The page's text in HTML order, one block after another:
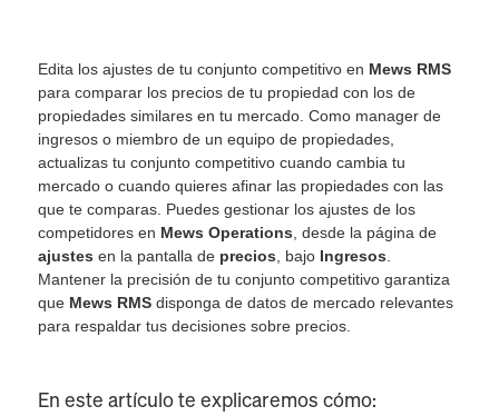
Edita los ajustes de tu conjunto competitivo en Mews RMS
para comparar los precios de tu propiedad con los de
propiedades similares en tu mercado. Como manager de
ingresos o miembro de un equipo de propiedades,
actualizas tu conjunto competitivo cuando cambia tu
mercado o cuando quieres afinar las propiedades con las
que te comparas. Puedes gestionar los ajustes de los
competidores en Mews Operations , desde la página de
ajustes en la pantalla de precios , bajo Ingresos
Mantener la precisión de tu conjunto competitivo garantiza
que Mews RMS disponga de datos de mercado relevantes
para respaldar tus decisiones sobre precios.
En este artículo te explicaremos cómo: